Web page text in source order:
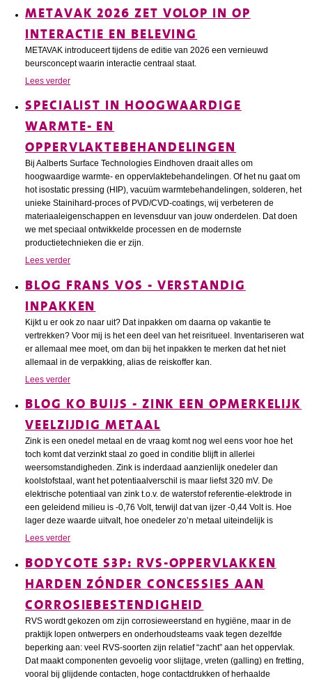
METAVAK 2026 ZET VOLOP IN OP
INTERACTIE EN BELEVING
METAVAK introduceert tijdens de editie van 2026 een vernieuwd
beursconcept waarin interactie centraal staat.
Lees verder
SPECIALIST IN HOOGWAARDIGE
WARMTE- EN
OPPERVLAKTEBEHANDELINGEN
Bij Aalberts Surface Technologies Eindhoven draait alles om
hoogwaardige warmte- en oppervlaktebehandelingen. Of het nu gaat om
hot isostatic pressing (HIP), vacuüm warmtebehandelingen, solderen, het
unieke Stainihard-proces of PVD/CVD-coatings, wij verbeteren de
materiaaleigenschappen en levensduur van jouw onderdelen. Dat doen
we met speciaal ontwikkelde processen en de modernste
productietechnieken die er zijn.
Lees verder
BLOG FRANS VOS - VERSTANDIG
INPAKKEN
Kijkt u er ook zo naar uit? Dat inpakken om daarna op vakantie te
vertrekken? Voor mij is het een deel van het reisritueel. Inventariseren wat
er allemaal mee moet, om dan bij het inpakken te merken dat het niet
allemaal in de verpakking, alias de reiskoffer kan.
Lees verder
BLOG KO BUIJS - ZINK EEN OPMERKELIJK
VEELZIJDIG METAAL
Zink is een onedel metaal en de vraag komt nog wel eens voor hoe het
toch komt dat verzinkt staal zo goed in conditie blijft in allerlei
weersomstandigheden. Zink is inderdaad aanzienlijk onedeler dan
koolstofstaal, want het potentiaalverschil is maar liefst 320 mV. De
elektrische potentiaal van zink t.o.v. de waterstof referentie-elektrode in
een geleidend milieu is -0,76 Volt, terwijl dat van ijzer -0,44 Volt is. Hoe
lager deze waarde uitvalt, hoe onedeler zo’n metaal uiteindelijk is
Lees verder
BODYCOTE S3P: RVS-OPPERVLAKKEN
HARDEN ZÓNDER CONCESSIES AAN
CORROSIEBESTENDIGHEID
RVS wordt gekozen om zijn corrosieweerstand en hygiëne, maar in de
praktijk lopen ontwerpers en onderhoudsteams vaak tegen dezelfde
beperking aan: veel RVS-soorten zijn relatief “zacht” aan het oppervlak.
Dat maakt componenten gevoelig voor slijtage, vreten (galling) en fretting,
vooral bij glijdende contacten, hoge contactdrukken of herhaalde